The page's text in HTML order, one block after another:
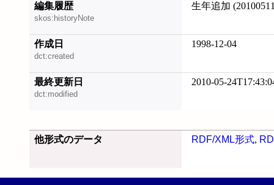
編集履歴
skos:historyNote
生年追加
作成日
dct:created
1998-12-04
最終更新日
dct:modified
2010-05-
他形式のデータ RDF/XML形式,